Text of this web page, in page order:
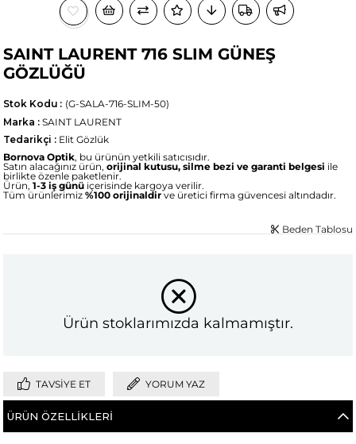
SAINT LAURENT 716 SLIM GÜNEŞ
GÖZLÜĞÜ
(G-SALA-716-SLIM-50)
Stok Kodu
Marka : SAINT LAURENT
Tedarikçi : Elit Gözlük
Bornova Optik, bu ürünün yetkili satıcısıdır.
Satın alacağınız ürün,orijinal kutusu, silme bezi ve garanti belgesi ile
birlikte özenle paketlenir.
Ürün,1-3 iş günü içerisinde kargoya verilir.
Tüm ürünlerimiz%100 orijinaldirve üretici firma güvencesi altındadır.
Beden Tablosu
Ürün stoklarımızda kalmamıştır.
TAVSIYE ET YORUM YAZ
ÜRÜN ÖZELLIKLERI